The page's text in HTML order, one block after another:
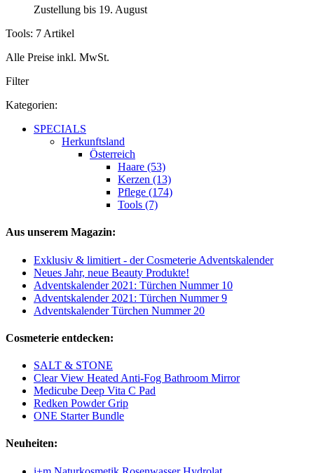
Zustellung bis 19. August
Tools: 7 Artikel
Alle Preise inkl. MwSt.
Filter
Kategorien:
SPECIALS
Herkunftsland
Österreich
Haare (53)
Kerzen (13)
Pflege (174)
Tools (7)
Aus unserem Magazin:
Exklusiv & limitiert - der Cosmeterie Adventskalender
Neues Jahr, neue Beauty Produkte!
Adventskalender 2021: Türchen Nummer 10
Adventskalender 2021: Türchen Nummer 9
Adventskalender Türchen Nummer 20
Cosmeterie entdecken:
SALT & STONE
Clear View Heated Anti-Fog Bathroom Mirror
Medicube Deep Vita C Pad
Redken Powder Grip
ONE Starter Bundle
Neuheiten: